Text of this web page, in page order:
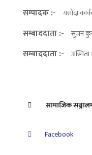
सम्पादक :- यसोदा
सम्बाददाता :- सुजन
सम्बाददाता :- अस्मिता
सामाजिक
Facebook